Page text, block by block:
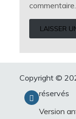
commentaire.
Copyright ©
réservés
Version